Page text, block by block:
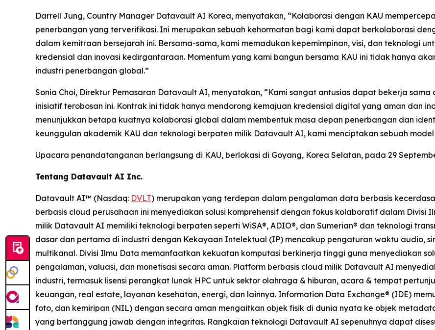
Darrell Jung, Country Manager Datavault AI Korea, menyatakan, “Kolaborasi dengan KAU
penerbangan yang terverifikasi. Ini merupakan sebuah kehormatan bagi kami dapat berkolaborasi
dalam kemitraan bersejarah ini. Bersama-sama, kami memadukan kepemimpinan, visi, dan teknologi
kredensial dan inovasi kedirgantaraan. Momentum yang kami bangun bersama KAU ini tidak hanya
industri penerbangan global.”
Sonia Choi, Direktur Pemasaran Datavault AI, menyatakan, “Kami sangat antusias dapat bekerja
inisiatif terobosan ini. Kontrak ini tidak hanya mendorong kemajuan kredensial digital yang aman dan
menunjukkan betapa kuatnya kolaborasi global dalam membentuk masa depan penerbangan dan
keunggulan akademik KAU dan teknologi berpaten milik Datavault AI, kami menciptakan sebuah
Upacara penandatanganan berlangsung di KAU, berlokasi di Goyang, Korea Selatan, pada 29
Tentang Datavault AI Inc.
Datavault AI™ (Nasdaq: DVLT) merupakan yang terdepan dalam pengalaman data berbasis
berbasis cloud perusahaan ini menyediakan solusi komprehensif dengan fokus kolaboratif dalam Divisi
milik Datavault AI memiliki teknologi berpaten seperti WiSA®, ADIO®, dan Sumerian® dan teknologi
dasar dan pertama di industri dengan Kekayaan Intelektual (IP) mencakup pengaturan waktu audio,
multikanal. Divisi Ilmu Data memanfaatkan kekuatan komputasi berkinerja tinggi guna menyediakan
pengalaman, valuasi, dan monetisasi secara aman. Platform berbasis cloud milik Datavault AI
industri, termasuk lisensi perangkat lunak HPC untuk sektor olahraga & hiburan, acara & tempat
keuangan, real estate, layanan kesehatan, energi, dan lainnya. Information Data Exchange® (IDE)
foto, dan kemiripan (NIL) dengan secara aman mengaitkan objek fisik di dunia nyata ke objek
yang bertanggung jawab dengan integritas. Rangkaian teknologi Datavault AI sepenuhnya dapat